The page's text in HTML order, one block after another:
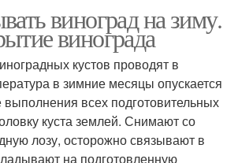
виноград на зиму.
винограда
кустов проводят в
в зимние месяцы опускается
всех подготовительных
куста землей. Снимают со
лозу, осторожно связывают в
на подготовленную